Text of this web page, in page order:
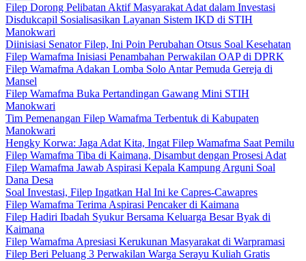
Filep Dorong Pelibatan Aktif Masyarakat Adat dalam Investasi
Disdukcapil Sosialisasikan Layanan Sistem IKD di STIH
Manokwari
Diinisiasi Senator Filep, Ini Poin Perubahan Otsus Soal Kesehatan
Filep Wamafma Inisiasi Penambahan Perwakilan OAP di DPRK
Filep Wamafma Adakan Lomba Solo Antar Pemuda Gereja di
Mansel
Filep Wamafma Buka Pertandingan Gawang Mini STIH
Manokwari
Tim Pemenangan Filep Wamafma Terbentuk di Kabupaten
Manokwari
Hengky Korwa: Jaga Adat Kita, Ingat Filep Wamafma Saat Pemilu
Filep Wamafma Tiba di Kaimana, Disambut dengan Prosesi Adat
Filep Wamafma Jawab Aspirasi Kepala Kampung Arguni Soal
Dana Desa
Soal Investasi, Filep Ingatkan Hal Ini ke Capres-Cawapres
Filep Wamafma Terima Aspirasi Pencaker di Kaimana
Filep Hadiri Ibadah Syukur Bersama Keluarga Besar Byak di
Kaimana
Filep Wamafma Apresiasi Kerukunan Masyarakat di Warpramasi
Filep Beri Peluang 3 Perwakilan Warga Serayu Kuliah Gratis